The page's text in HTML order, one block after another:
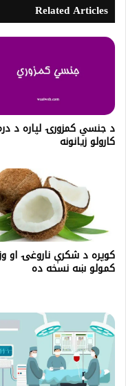
Related Articles
د جنسي کمزورۍ لپاره د
کارولو زيانونه
کوپره د شکرې ناروغۍ او
کمولو ښه نسخه ده